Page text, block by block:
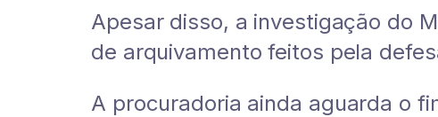
Apesar disso, a investigação do
de arquivamento feitos pela
A procuradoria ainda aguarda o